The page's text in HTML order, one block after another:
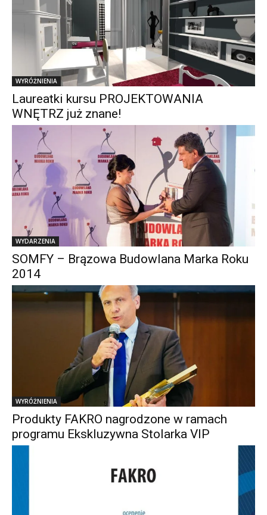
WYRÓŻNIENIA
Laureatki kursu PROJEKTOWANIA
WNĘTRZ już znane!
WYDARZENIA
SOMFY – Brązowa Budowlana Marka Roku
2014
WYRÓŻNIENIA
Produkty FAKRO nagrodzone w ramach
programu Ekskluzywna Stolarka VIP